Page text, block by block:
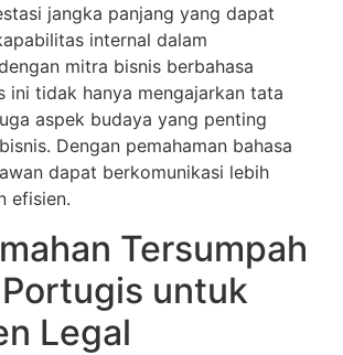
jangka panjang yang dapat
internal dalam
mitra bisnis berbahasa
ini tidak hanya mengajarkan tata
aspek budaya yang penting
Dengan pemahaman bahasa
dapat berkomunikasi lebih
efisien.
Tersumpah
untuk
Legal